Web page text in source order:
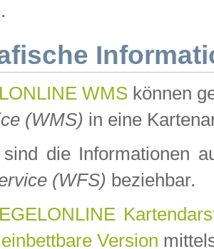
WMS können
(WMS) in eine
sind die Informationen
(WFS) beziehbar.
einbettbare Version